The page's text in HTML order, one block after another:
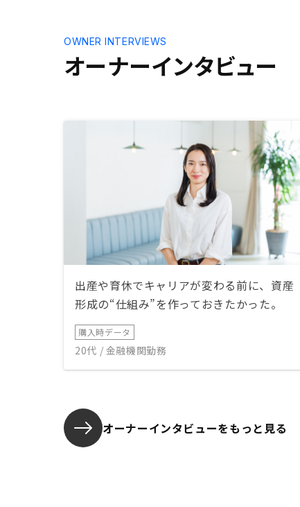
オーナーインタビュー
OWNER INTERVIEWS
出産や育休でキャリアが変わる前に、資産
形成の“仕組み”を作っておきたかった。
購入時データ
20代 / 金融機関勤務
オーナーインタビューをもっと見る